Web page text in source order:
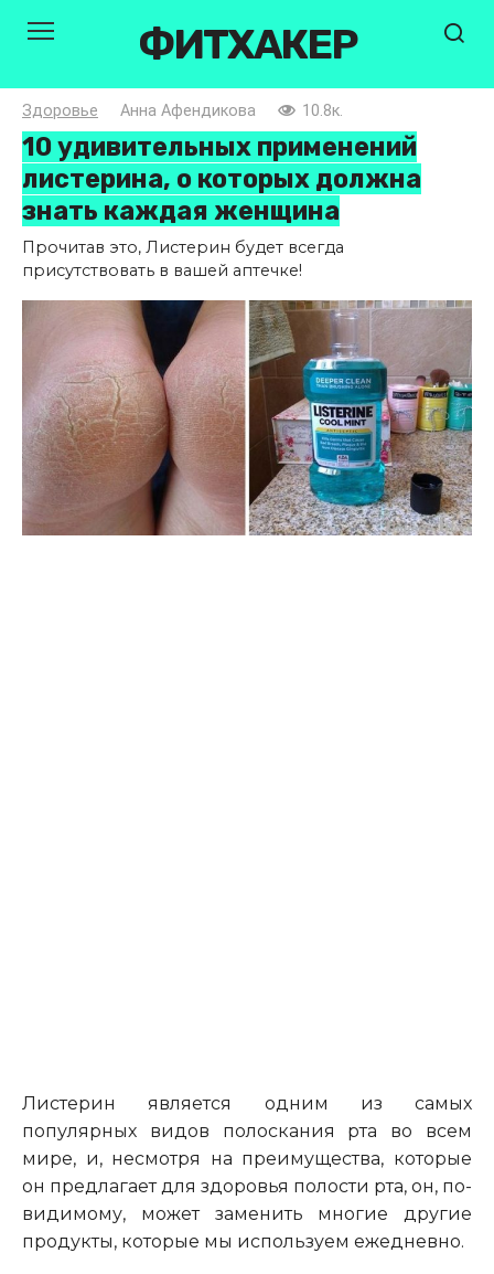
ФИТХАКЕР
Здоровье Анна Афендикова 10.8к.
10 удивительных применений
листерина, о которых должна
знать каждая женщина
Прочитав это, Листерин будет всегда
присутствовать в вашей аптечке!
Листерин является одним из самых
популярных видов полоскания рта во всем
мире, и, несмотря на преимущества, которые
он предлагает для здоровья полости рта, он, по-
видимому, может заменить многие другие
продукты, которые мы используем ежедневно.